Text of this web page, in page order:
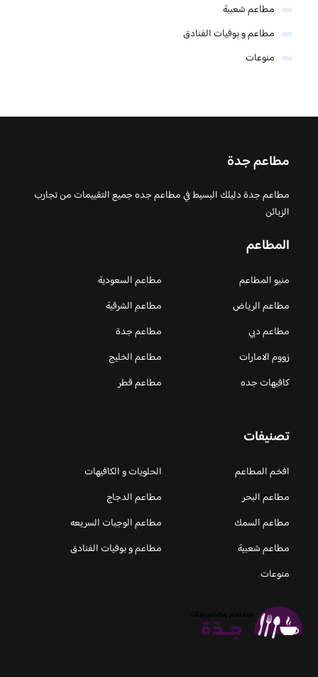
مطاعم شعبية
مطاعم و بوفيات الفنادق
منوعات
مطاعم جدة
مطاعم جدة دليلك البسيط في مطاعم جده جميع التقييمات من تجارب
الزبائن
المطاعم
منيو المطاعم
مطاعم السعودية
مطاعم الرياض
مطاعم الشرقية
مطاعم دبي
مطاعم جدة
زووم الامارات
مطاعم الخليج
كافيهات جده
مطاعم قطر
تصنيفات
افخم المطاعم
الحلويات و الكافيهات ‎
مطاعم البحر
مطاعم الدجاج
مطاعم السمك
مطاعم الوجبات السريعه
مطاعم شعبية
مطاعم و بوفيات الفنادق
منوعات